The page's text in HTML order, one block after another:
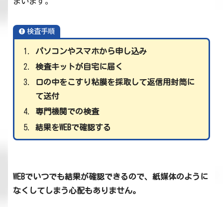
検査手順
パソコンやスマホから申し込み
検査キットが自宅に届く
口の中をこすり粘膜を採取して返信用封筒に
て送付
専門機関での検査
結果をWEBで確認する
WEBでいつでも結果が確認できるので、紙媒体のように
なくしてしまう心配もありません。